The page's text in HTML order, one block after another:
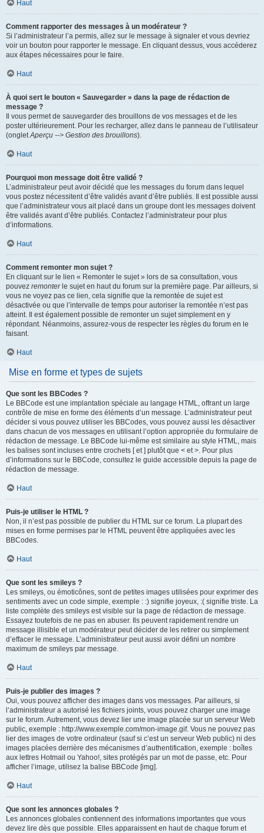
Haut
Comment rapporter des messages à un modérateur ?
Si l’administrateur l’a permis, allez sur le message à signaler et vous devriez
voir un bouton pour rapporter le message. En cliquant dessus, vous accéderez
aux étapes nécessaires pour le faire.
Haut
À quoi sert le bouton « Sauvegarder » dans la page de rédaction de
message ?
Il vous permet de sauvegarder des brouillons de vos messages et de les
poster ultérieurement. Pour les recharger, allez dans le panneau de l’utilisateur
(ongletAperçu --> Gestion des brouillons).
Haut
Pourquoi mon message doit être validé ?
L’administrateur peut avoir décidé que les messages du forum dans lequel
vous postez nécessitent d’être validés avant d’être publiés. Il est possible aussi
que l’administrateur vous ait placé dans un groupe dont les messages doivent
être validés avant d’être publiés. Contactez l’administrateur pour plus
d’informations.
Haut
Comment remonter mon sujet ?
En cliquant sur le lien « Remonter le sujet » lors de sa consultation, vous
pouvez remonterle sujet en haut du forum sur la première page. Par ailleurs, si
vous ne voyez pas ce lien, cela signifie que la remontée de sujet est
désactivée ou que l’intervalle de temps pour autoriser la remontée n’est pas
atteint. Il est également possible de remonter un sujet simplement en y
répondant. Néanmoins, assurez-vous de respecter les règles du forum en le
faisant.
Haut
Mise en forme et types de sujets
Que sont les BBCodes ?
Le BBCode est une implantation spéciale au langage HTML, offrant un large
contrôle de mise en forme des éléments d’un message. L’administrateur peut
décider si vous pouvez utiliser les BBCodes, vous pouvez aussi les désactiver
dans chacun de vos messages en utilisant l’option appropriée du formulaire de
rédaction de message. Le BBCode lui-même est similaire au style HTML, mais
les balises sont incluses entre crochets [ et ] plutôt que < et >. Pour plus
d’informations sur le BBCode, consultez le guide accessible depuis la page de
rédaction de message.
Haut
Puis-je utiliser le HTML ?
Non, il n’est pas possible de publier du HTML sur ce forum. La plupart des
mises en forme permises par le HTML peuvent être appliquées avec les
BBCodes.
Haut
Que sont les smileys ?
Les smileys, ou émoticônes, sont de petites images utilisées pour exprimer des
sentiments avec un code simple, exemple : :) signifie joyeux, :( signifie triste. La
liste complète des smileys est visible sur la page de rédaction de message.
Essayez toutefois de ne pas en abuser. Ils peuvent rapidement rendre un
message illisible et un modérateur peut décider de les retirer ou simplement
d’effacer le message. L’administrateur peut aussi avoir défini un nombre
maximum de smileys par message.
Haut
Puis-je publier des images ?
Oui, vous pouvez afficher des images dans vos messages. Par ailleurs, si
l’administrateur a autorisé les fichiers joints, vous pouvez charger une image
sur le forum. Autrement, vous devez lier une image placée sur un serveur Web
public, exemple : http://www.exemple.com/mon-image.gif. Vous ne pouvez pas
lier des images de votre ordinateur (sauf si c’est un serveur Web public) ni des
images placées derrière des mécanismes d’authentification, exemple : boîtes
aux lettres Hotmail ou Yahoo!, sites protégés par un mot de passe, etc. Pour
afficher l’image, utilisez la balise BBCode [img].
Haut
Que sont les annonces globales ?
Les annonces globales contiennent des informations importantes que vous
devez lire dès que possible. Elles apparaissent en haut de chaque forum et